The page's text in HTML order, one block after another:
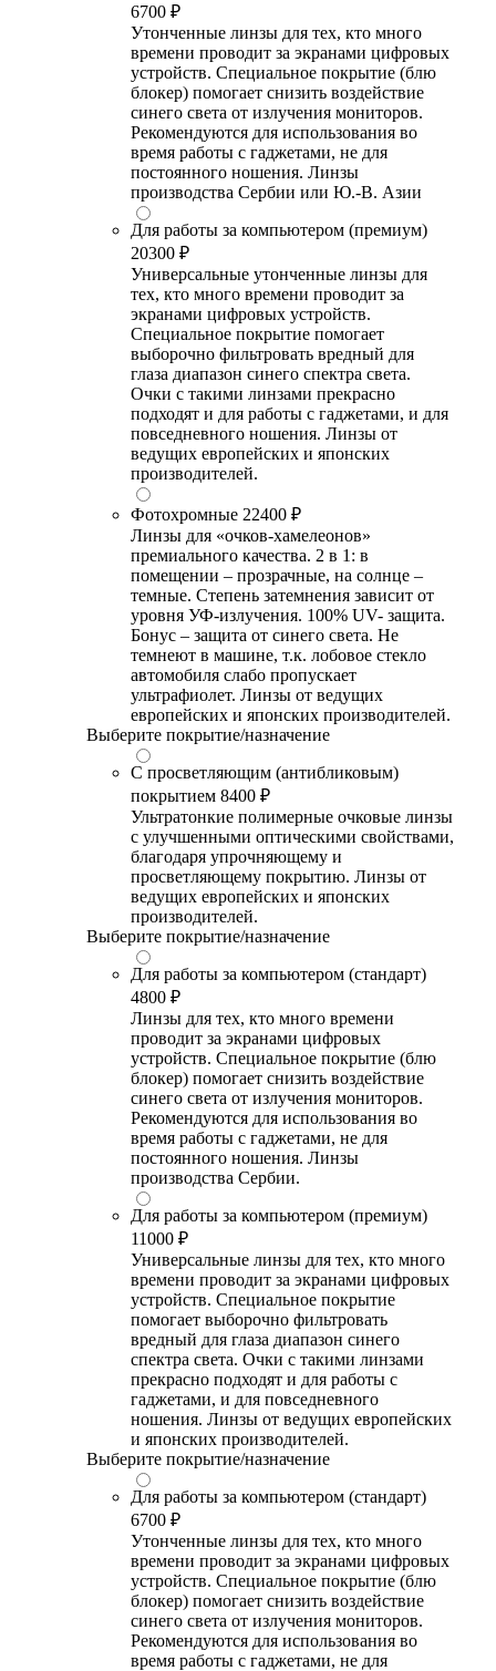
6700 ₽
Утонченные линзы для тех, кто много
времени проводит за экранами цифровых
устройств. Специальное покрытие (блю
блокер) помогает снизить воздействие
синего света от излучения мониторов.
Рекомендуются для использования во
время работы с гаджетами, не для
постоянного ношения. Линзы
производства Сербии или Ю.-В. Азии
Для работы за компьютером (премиум)
20300 ₽
Универсальные утонченные линзы для
тех, кто много времени проводит за
экранами цифровых устройств.
Специальное покрытие помогает
выборочно фильтровать вредный для
глаза диапазон синего спектра света.
Очки с такими линзами прекрасно
подходят и для работы с гаджетами, и для
повседневного ношения. Линзы от
ведущих европейских и японских
производителей.
Фотохромные 22400 ₽
Линзы для «очков-хамелеонов»
премиального качества. 2 в 1: в
помещении – прозрачные, на солнце –
темные. Степень затемнения зависит от
уровня УФ-излучения. 100% UV- защита.
Бонус – защита от синего света. Не
темнеют в машине, т.к. лобовое стекло
автомобиля слабо пропускает
ультрафиолет. Линзы от ведущих
европейских и японских производителей.
Выберите покрытие/назначение
С просветляющим (антибликовым)
покрытием 8400 ₽
Ультратонкие полимерные очковые линзы
с улучшенными оптическими свойствами,
благодаря упрочняющему и
просветляющему покрытию. Линзы от
ведущих европейских и японских
производителей.
Выберите покрытие/назначение
Для работы за компьютером (стандарт)
4800 ₽
Линзы для тех, кто много времени
проводит за экранами цифровых
устройств. Специальное покрытие (блю
блокер) помогает снизить воздействие
синего света от излучения мониторов.
Рекомендуются для использования во
время работы с гаджетами, не для
постоянного ношения. Линзы
производства Сербии.
Для работы за компьютером (премиум)
11000 ₽
Универсальные линзы для тех, кто много
времени проводит за экранами цифровых
устройств. Специальное покрытие
помогает выборочно фильтровать
вредный для глаза диапазон синего
спектра света. Очки с такими линзами
прекрасно подходят и для работы с
гаджетами, и для повседневного
ношения. Линзы от ведущих европейских
и японских производителей.
Выберите покрытие/назначение
Для работы за компьютером (стандарт)
6700 ₽
Утонченные линзы для тех, кто много
времени проводит за экранами цифровых
устройств. Специальное покрытие (блю
блокер) помогает снизить воздействие
синего света от излучения мониторов.
Рекомендуются для использования во
время работы с гаджетами, не для